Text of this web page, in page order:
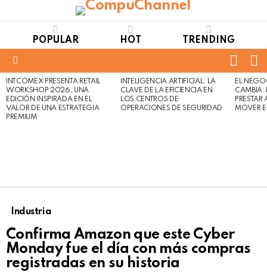
POPULAR HOT TRENDING
LATEST
STORIES
INTCOMEX PRESENTA RETAIL
WORKSHOP 2026, UNA
EDICIÓN INSPIRADA EN EL
VALOR DE UNA ESTRATEGIA
PREMIUM
INTELIGENCIA ARTIFICIAL: LA
CLAVE DE LA EFICIENCIA EN
LOS CENTROS DE
OPERACIONES DE SEGURIDAD
EL
CAMBIA:
MOVER
Industria
Confirma Amazon que este Cyber
Monday fue el día con más compras
registradas en su historia